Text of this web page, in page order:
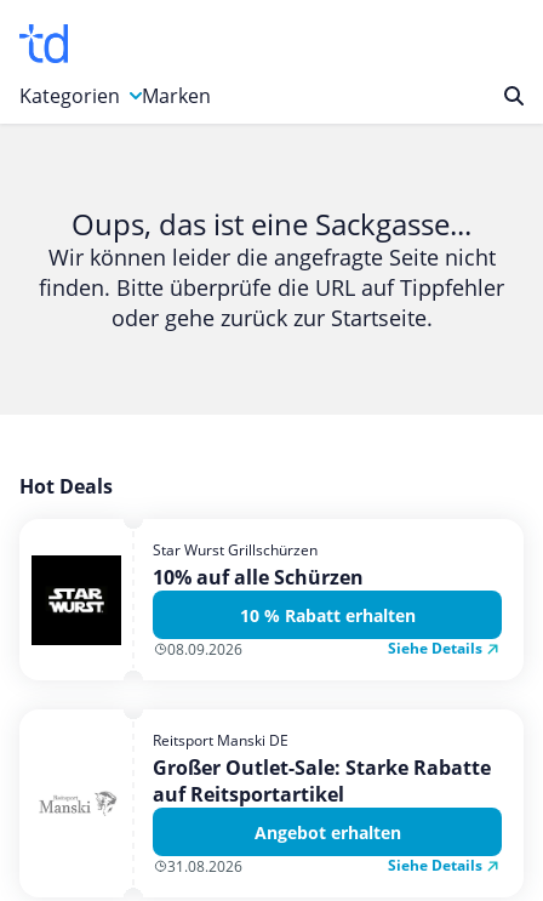
Kategorien
Bücher & Magazine
Computer & Elektronik
Entertainment & Media
Garten, Haushalt & Tiere
Mobilfunk & Internet
Mode & Accessoires
Shopping
Urlaub & Reise
Marken
Oups, das ist eine Sackgasse...
Wir können leider die angefragte Seite nicht
finden. Bitte überprüfe die URL auf Tippfehler
oder gehe zurück zur Startseite.
Hot Deals
Star Wurst Grillschürzen
10% auf alle Schürzen
10 % Rabatt erhalten
08.09.2026 Siehe Details
Reitsport Manski DE
Großer Outlet-Sale: Starke Rabatte
auf Reitsportartikel
Angebot erhalten
31.08.2026 Siehe Details